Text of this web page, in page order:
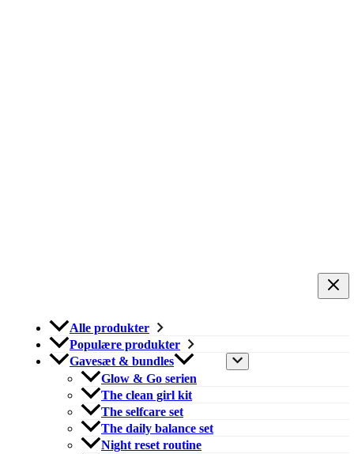
Alle produkter
Populære produkter
Gavesæt & bundles
Glow & Go serien
The clean girl kit
The selfcare set
The daily balance set
Night reset routine